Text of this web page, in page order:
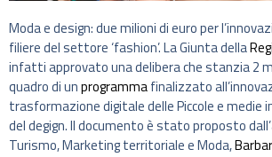
Moda e design: due milioni di euro per
filiere del settore ‘fashion’. La Giunta della
infatti approvato una delibera che stanzia 2
quadro di unprogrammafinalizzato
trasformazione digitale delle Piccole e medie
del degign. Il documento è stato proposto
Turismo, Marketing territoriale e Moda,